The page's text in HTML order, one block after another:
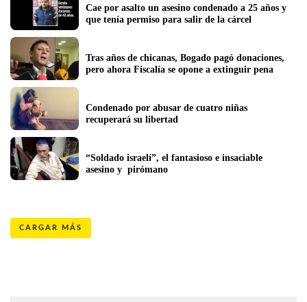
Cae por asalto un asesino condenado a 25 años y
Tras años de chicanas, Bogado pagó donaciones,
pero ahora Fiscalía se opone a extinguir pena
Condenado por abusar de cuatro niñas
recuperará su libertad
“Soldado israelí”, el fantasioso e insaciable
asesino y  pirómano
CARGAR MÁS